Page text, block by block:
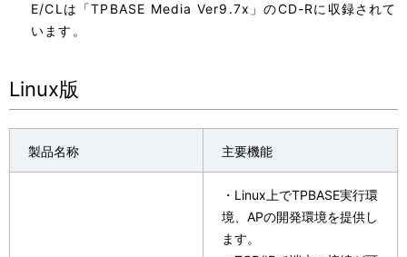
E/CLは「TPBASE Media Ver9.7x」のCD-Rに収録されて
います。
Linux版
製品名称 主要機能
・Linux上でTPBASE実行環
境、APの開発環境を提供し
ます。